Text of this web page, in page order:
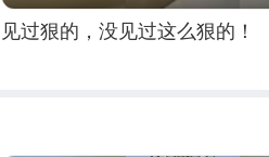
见过狠的，没见过这么狠的！